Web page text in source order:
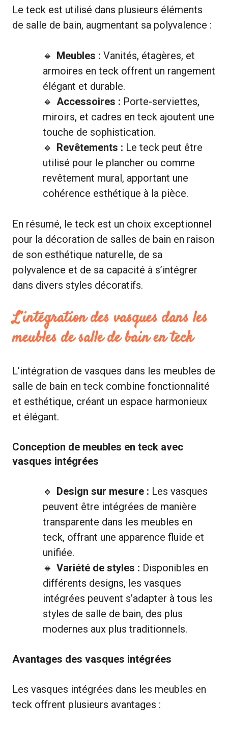
Le teck est utilisé dans plusieurs éléments
de salle de bain, augmentant sa polyvalence :
Meubles : Vanités, étagères, et
armoires en teck offrent un rangement
élégant et durable.
Accessoires : Porte-serviettes,
miroirs, et cadres en teck ajoutent une
touche de sophistication.
Revêtements : Le teck peut être
utilisé pour le plancher ou comme
revêtement mural, apportant une
cohérence esthétique à la pièce.
En résumé, le teck est un choix exceptionnel
pour la décoration de salles de bain en raison
de son esthétique naturelle, de sa
polyvalence et de sa capacité à s’intégrer
dans divers styles décoratifs.
L’intégration des vasques dans les
meubles de salle de bain en teck
L’intégration de vasques dans les meubles de
salle de bain en teck combine fonctionnalité
et esthétique, créant un espace harmonieux
et élégant.
Conception de meubles en teck avec
vasques intégrées
Design sur mesure : Les vasques
peuvent être intégrées de manière
transparente dans les meubles en
teck, offrant une apparence fluide et
unifiée.
Variété de styles : Disponibles en
différents designs, les vasques
intégrées peuvent s’adapter à tous les
styles de salle de bain, des plus
modernes aux plus traditionnels.
Avantages des vasques intégrées
Les vasques intégrées dans les meubles en
teck offrent plusieurs avantages :